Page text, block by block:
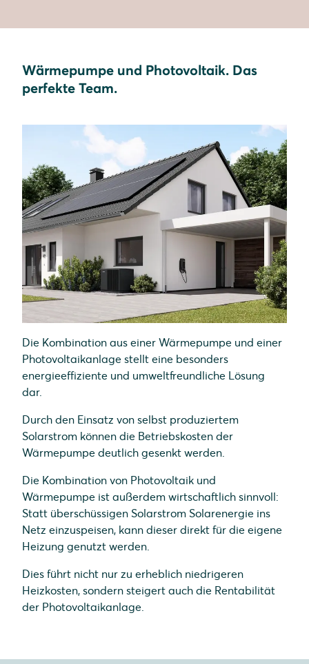
Wärmepumpe und Photovoltaik. Das
perfekte Team.
Die Kombination aus einer Wärmepumpe und einer
Photovoltaikanlage stellt eine besonders
energieeffiziente und umweltfreundliche Lösung
dar.
Durch den Einsatz von selbst produziertem
Solarstrom können die Betriebskosten der
Wärmepumpe deutlich gesenkt werden.
Die Kombination von Photovoltaik und
Wärmepumpe ist außerdem wirtschaftlich sinnvoll:
Statt überschüssigen Solarstrom Solarenergie ins
Netz einzuspeisen, kann dieser direkt für die eigene
Heizung genutzt werden.
Dies führt nicht nur zu erheblich niedrigeren
Heizkosten, sondern steigert auch die Rentabilität
der Photovoltaikanlage.